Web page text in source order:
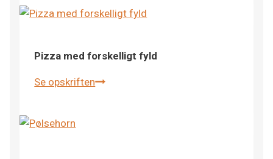
Pizza med forskelligt fyld
Se opskriftenPizza